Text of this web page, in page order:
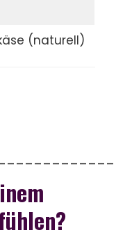
(naturell)